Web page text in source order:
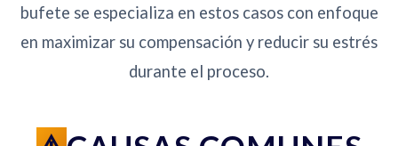
bufete se especializa en estos casos con enfoque
en maximizar su compensación y reducir su estrés
durante el proceso.